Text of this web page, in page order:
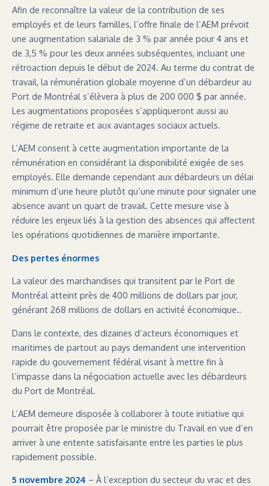
Afin de reconnaître la valeur de la contribution de ses
employés et de leurs familles, l’offre finale de l’AEM prévoit
une augmentation salariale de 3 % par année pour 4 ans et
de 3,5 % pour les deux années subséquentes, incluant une
rétroaction depuis le début de 2024. Au terme du contrat de
travail, la rémunération globale moyenne d’un débardeur au
Port de Montréal s’élèvera à plus de 200 000 $ par année.
Les augmentations proposées s’appliqueront aussi au
régime de retraite et aux avantages sociaux actuels.
L’AEM consent à cette augmentation importante de la
rémunération en considérant la disponibilité exigée de ses
employés. Elle demande cependant aux débardeurs un délai
minimum d’une heure plutôt qu’une minute pour signaler une
absence avant un quart de travail. Cette mesure vise à
réduire les enjeux liés à la gestion des absences qui affectent
les opérations quotidiennes de manière importante.
Des pertes énormes
La valeur des marchandises qui transitent par le Port de
Montréal atteint près de 400 millions de dollars par jour,
générant 268 millions de dollars en activité économique..
Dans le contexte, des dizaines d’acteurs économiques et
maritimes de partout au pays demandent une intervention
rapide du gouvernement fédéral visant à mettre fin à
l’impasse dans la négociation actuelle avec les débardeurs
du Port de Montréal.
L’AEM demeure disposée à collaborer à toute initiative qui
pourrait être proposée par le ministre du Travail en vue d’en
arriver à une entente satisfaisante entre les parties le plus
rapidement possible.
5 novembre 2024 – À l’exception du secteur du vrac et des